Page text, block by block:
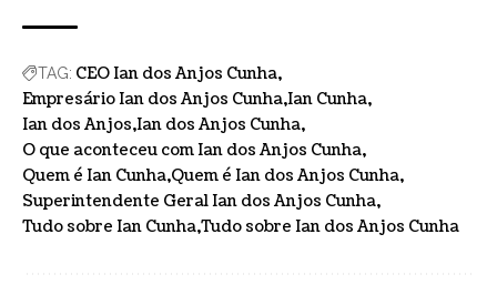
TAG: CEO Ian dos Anjos Cunha
Empresário Ian dos Anjos Cunha Ian Cunha
Ian dos Anjos Ian dos Anjos Cunha
O que aconteceu com Ian dos Anjos Cunha
Quem é Ian Cunha Quem é Ian dos Anjos Cunha
Superintendente Geral Ian dos Anjos Cunha
Tudo sobre Ian Cunha Tudo sobre Ian dos Anjos Cunha